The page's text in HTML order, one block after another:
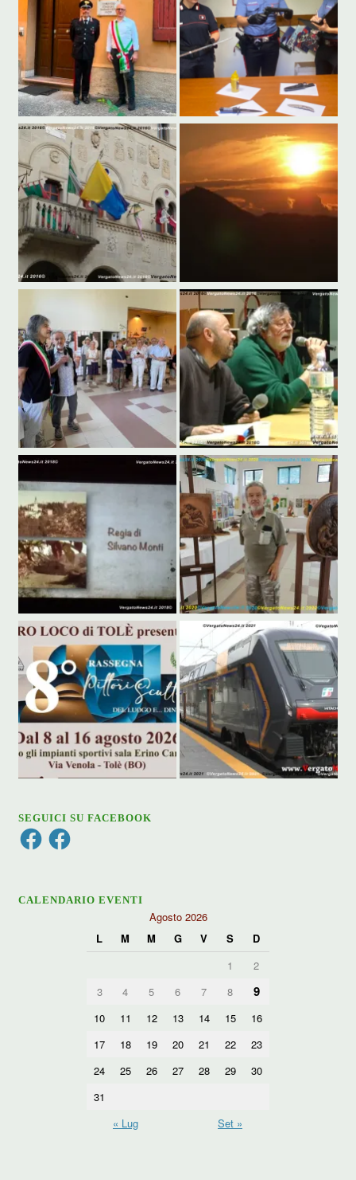
SEGUICI SU FACEBOOK
FacebookFacebook
CALENDARIO EVENTI
Agosto 2026
L
M M G V S
D
1
2
3
4 5 6 7 8 9
10 11 12 13 14 15
16
17
18 19 20 21 22
23
24
25 26 27 28 29
30
31
« Lug
Set »